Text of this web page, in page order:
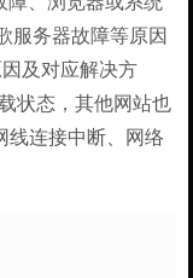
服务器故障等原因
及对应解决方
状态，其他网站也
线连接中断、网络